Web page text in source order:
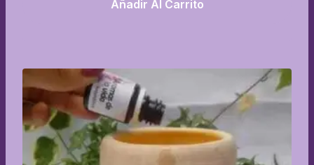
Añadir Al Carrito